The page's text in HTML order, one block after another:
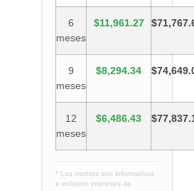
6
meses
$11,961.27
9
meses
$8,294.34
12
meses
$6,486.43
* Los montos son informativos
e incluyen intereses de